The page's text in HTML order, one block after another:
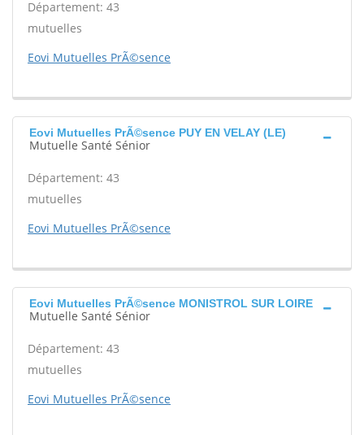
Département: 43
mutuelles
Eovi Mutuelles PrÃ©sence
Eovi Mutuelles PrÃ©sence PUY EN VELAY (LE)
Mutuelle Santé Sénior
Département: 43
mutuelles
Eovi Mutuelles PrÃ©sence
Eovi Mutuelles PrÃ©sence MONISTROL SUR LOIRE
Mutuelle Santé Sénior
Département: 43
mutuelles
Eovi Mutuelles PrÃ©sence